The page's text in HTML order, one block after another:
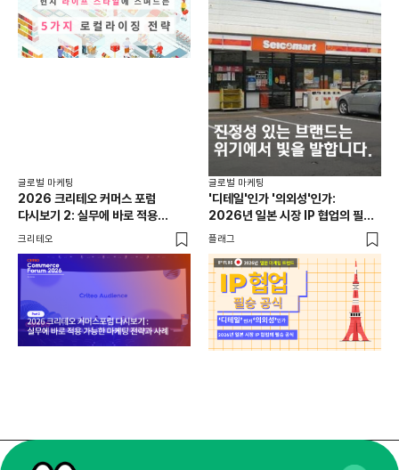
글로벌 마케팅
2026 크리테오 커머스 포럼
다시보기 2: 실무에 바로 적용
가능한 마케팅 전략과 사례
크리테오
글로벌 마케팅
'디테일'인가 '의외성'인가:
2026년 일본 시장 IP 협업의 필승
공식
플래그